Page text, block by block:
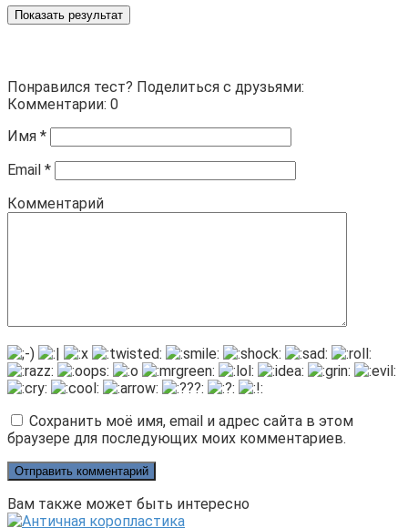
Показать результат
Понравился тест? Поделиться с друзьями:
Комментарии: 0
Имя *
Email *
Комментарий
Сохранить моё имя, email и адрес сайта в этом
браузере для последующих моих комментариев.
Вам также может быть интересно